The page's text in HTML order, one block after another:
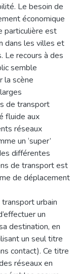
Le besoin de
économique
particulière est
dans les villes et
Le recours à des
semble
la scène
de transport
fluide aux
réseaux
un ‘super’
différentes
de transport est
de déplacement
urbain
un
destination, en
un seul titre
contact). Ce titre
réseaux en